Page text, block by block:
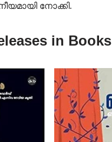
നോക്കി.
in Books